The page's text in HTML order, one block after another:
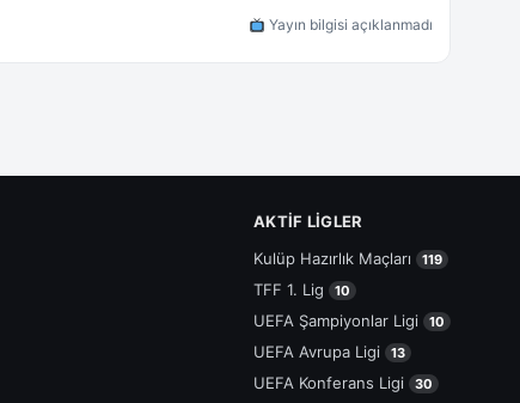
Yayın bilgisi açıklanmadı
AKTIF LIGLER
Kulüp Hazırlık Maçları
119
TFF 1. Lig 10
UEFA Şampiyonlar Ligi 10
UEFA Avrupa Ligi 13
UEFA Konferans Ligi 30